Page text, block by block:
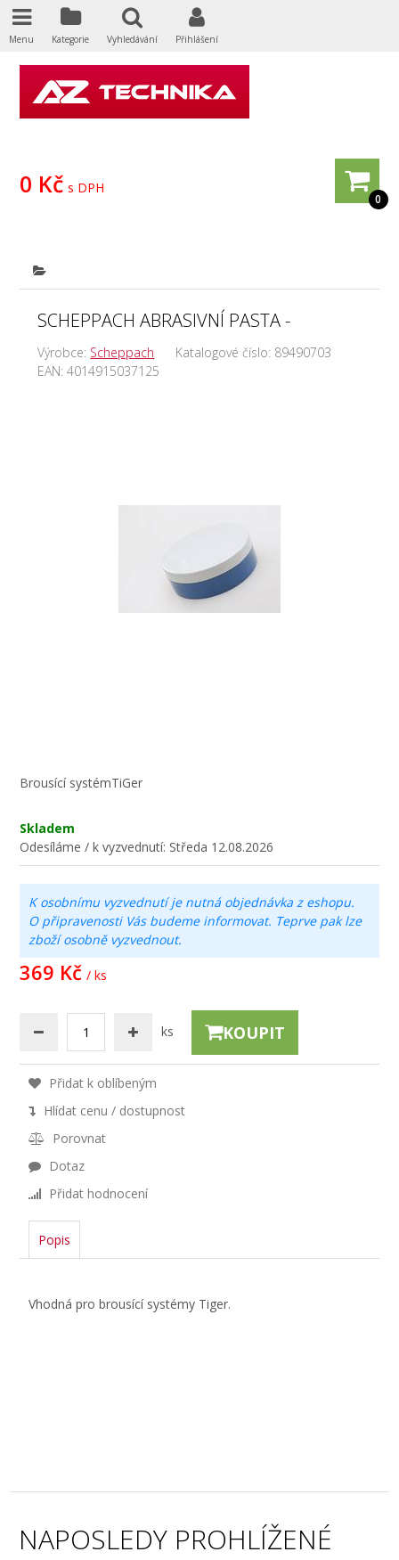
0
0 Kč s DPH
SCHEPPACH ABRASIVNÍ PASTA -
Výrobce: Scheppach Katalogové číslo: 89490703
EAN:4014915037125
Brousící systémTiGer
Skladem
Odesíláme / k vyzvednutí: Středa 12.08.2026
K osobnímu vyzvednutí je nutná objednávka z eshopu.
O připravenosti Vás budeme informovat. Teprve pak lze
zboží osobně vyzvednout.
369 Kč / ks
ks KOUPIT
Přidat k oblíbeným
Hlídat cenu / dostupnost
Porovnat
Dotaz
Přidat hodnocení
Popis
Vhodná pro brousící systémy Tiger.
NAPOSLEDY PROHLÍŽENÉ
Menu Kategorie Vyhledávání Přihlášení